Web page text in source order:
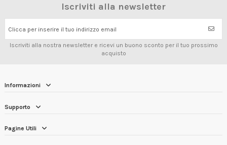
Iscriviti alla newsletter
Clicca per inserire il tuo indirizzo email
Iscriviti alla nostra newsletter e ricevi un buono sconto per il tuo prossimo
acquisto
Informazioni
Supporto
Pagine Utili